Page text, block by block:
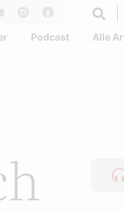
Facebook
Podcast Alle